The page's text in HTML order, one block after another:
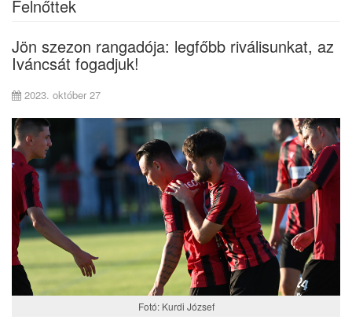
Felnőttek
Jön szezon rangadója: legfőbb riválisunkat, az
Iváncsát fogadjuk!
2023. október 27
Fotó: Kurdi József